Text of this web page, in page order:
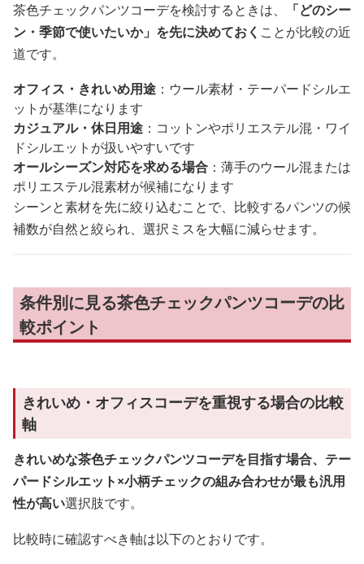
茶色チェックパンツコーデを検討するときは、
「どのシー
ン・季節で使いたいか」を先に決めておく ことが比較の近
道です。
オフィス・きれいめ用途 ：ウール素材・テーパードシルエ
ットが基準になります
カジュアル・休日用途 ：コットンやポリエステル混・ワイ
ドシルエットが扱いやすいです
オールシーズン対応を求める場合 ：薄手のウール混または
ポリエステル混素材が候補になります
シーンと素材を先に絞り込むことで、比較するパンツの候
補数が自然と絞られ、選択ミスを大幅に減らせます。
条件別に見る茶色チェックパンツコーデの比
較ポイント
きれいめ・オフィスコーデを重視する場合の比較
軸
きれいめな茶色チェックパンツコーデを目指す場合、テー
パードシルエット×小柄チェックの組み合わせが最も汎用
性が高い選択肢です。
比較時に確認すべき軸は以下のとおりです。